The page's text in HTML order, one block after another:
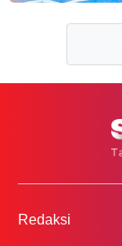
Redaksi